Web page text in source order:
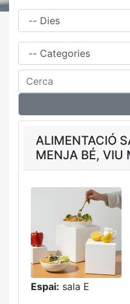
Dies
Família
Cerca
ALIMENTACIÓ
MENJA BÉ, VIU
Espai: sala E